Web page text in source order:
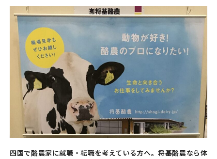
四国で酪農家に就職・転職を考えている方へ。将基酪農なら体
ペ
ー
ペ
ー
ジ
ペ
ー
ジ
ペ
ー